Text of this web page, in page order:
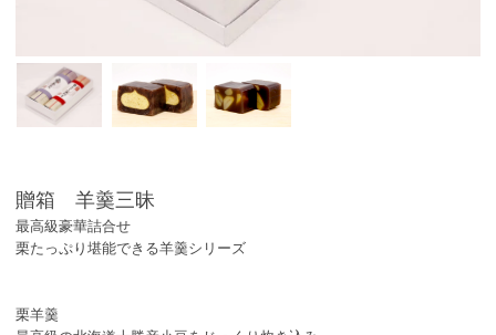
贈箱 羊羹三昧
最高級豪華詰合せ
栗たっぷり堪能できる羊羹シリーズ
栗羊羹